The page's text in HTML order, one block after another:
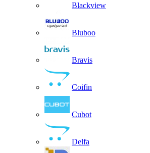
Blackview
Bluboo
Bravis
Coifin
Cubot
Delfa